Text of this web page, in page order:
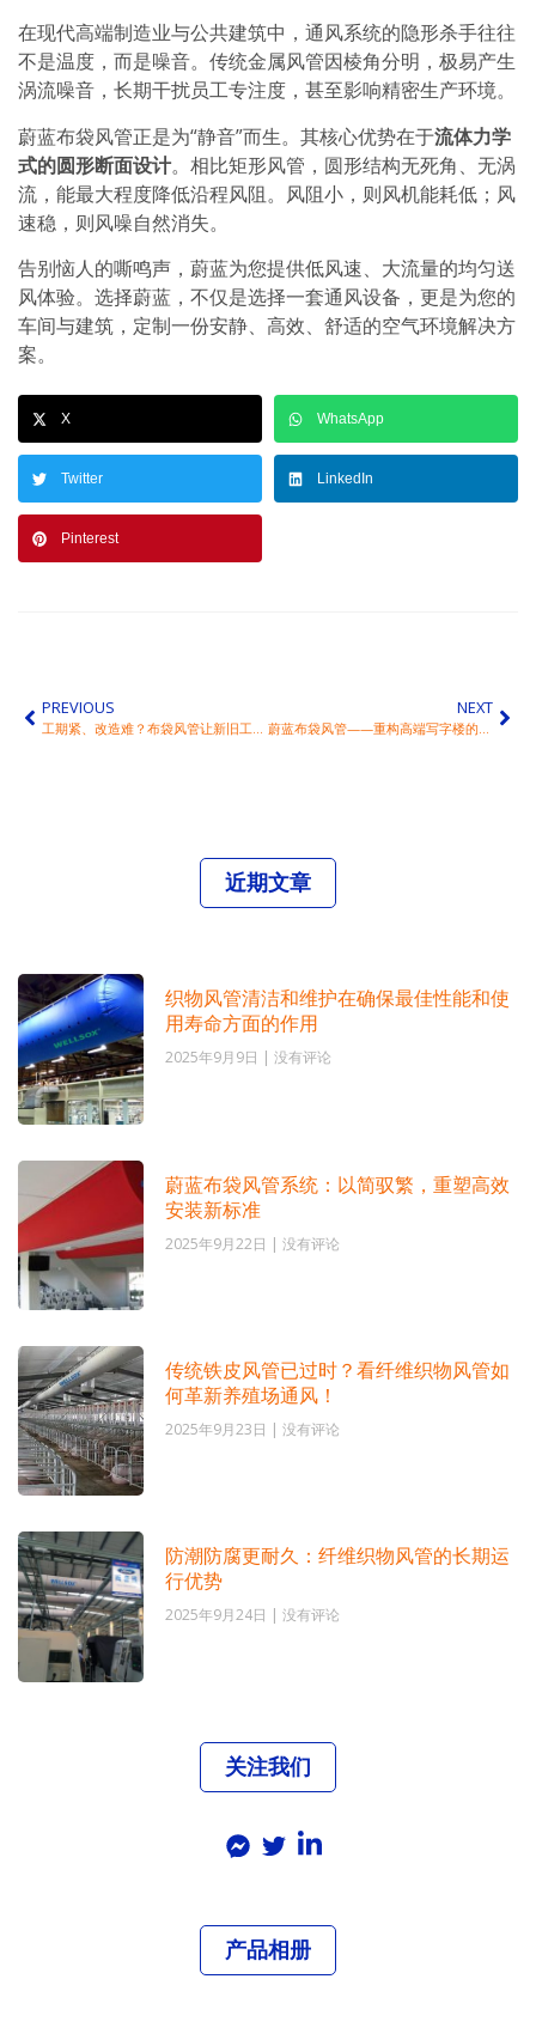
在现代高端制造业与公共建筑中，通风系统的隐形杀手往往
不是温度，而是噪音。传统金属风管因棱角分明，极易产生
涡流噪音，长期干扰员工专注度，甚至影响精密生产环境。
蔚蓝布袋风管正是为“静音”而生。其核心优势在于流体力学
式的圆形断面设计。相比矩形风管，圆形结构无死角、无涡
流，能最大程度降低沿程风阻。风阻小，则风机能耗低；风
速稳，则风噪自然消失。
告别恼人的嘶鸣声，蔚蓝为您提供低风速、大流量的均匀送
风体验。选择蔚蓝，不仅是选择一套通风设备，更是为您的
车间与建筑，定制一份安静、高效、舒适的空气环境解决方
案。
X WhatsApp
Twitter LinkedIn
Pinterest
PREVIOUS
工期紧、改造难？布袋风管让新旧工程通风升级“零压力”
NEXT
蔚蓝布袋风管——重构高端写字楼的「静音空气美学」
近期文章
织物风管清洁和维护在确保最佳性能和使
用寿命方面的作用
2025年9月9日
没有评论
蔚蓝布袋风管系统：以简驭繁，重塑高效
安装新标准
2025年9月22日
没有评论
传统铁皮风管已过时？看纤维织物风管如
何革新养殖场通风！
2025年9月23日
没有评论
防潮防腐更耐久：纤维织物风管的长期运
行优势
2025年9月24日
没有评论
关注我们
产品相册